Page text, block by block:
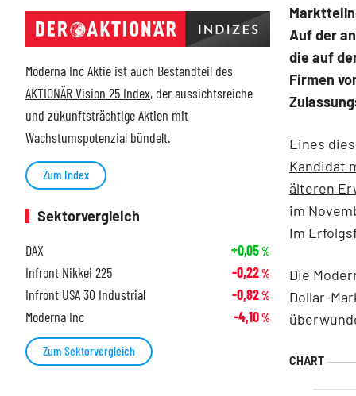
Auf der
die auf
Firmen
Eines
Kandidat
älteren
im
Im
Die
Dollar-
Moderna Inc Aktie ist auch Bestandteil des
AKTIONÄR Vision 25 Index, der aussichtsreiche
und zukunftsträchtige Aktien mit
Wachstumspotenzial bündelt.
Zum Index
Sektorvergleich
DAX
+0,05%
Infront Nikkei 225 -0,22%
Infront USA 30 Industrial -0,82%
Moderna Inc -4,10%
Zum Sektorvergleich